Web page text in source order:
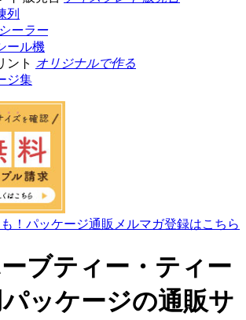
列
シーラー
ール機
オリジナルで作る
ジ集
ブティー・ティー
ッケージの通販サ